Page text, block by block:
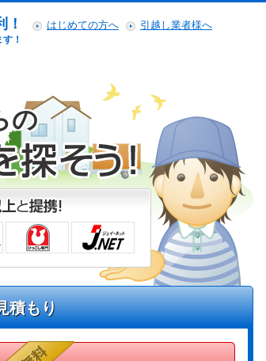
！
はじめての方へ 引越し業者様へ
の
積もり